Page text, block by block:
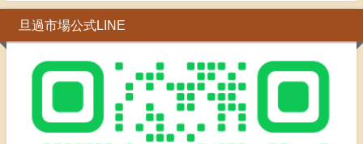
旦過市場公式LINE